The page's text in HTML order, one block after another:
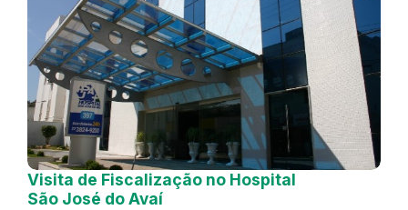
Visita de Fiscalização no Hospital
São José do Avaí